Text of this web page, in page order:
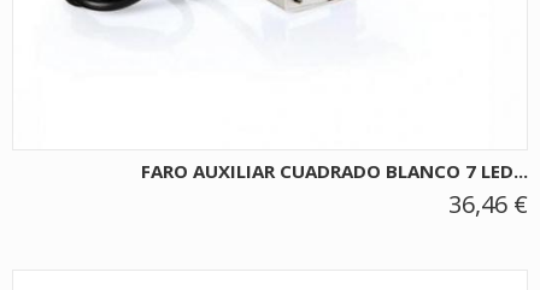
FARO AUXILIAR CUADRADO BLANCO 7 LED...
36,46 €